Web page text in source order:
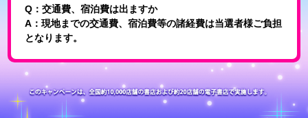
Q：交通費、宿泊費は出ますか
A：現地までの交通費、宿泊費等の諸経費は当選者様ご負担
となります。